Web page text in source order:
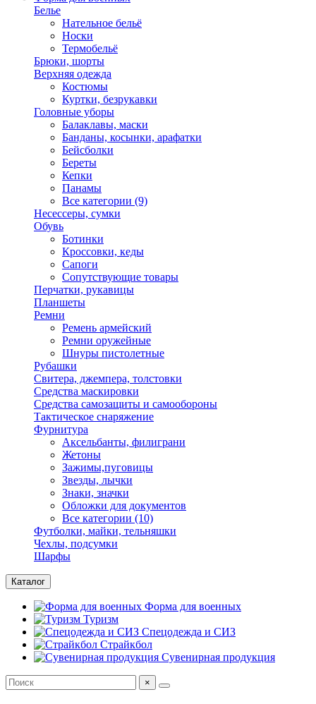
Белье
Нательное бельё
Носки
Термобельё
Брюки, шорты
Верхняя одежда
Костюмы
Куртки, безрукавки
Головные уборы
Балаклавы, маски
Банданы, косынки, арафатки
Бейсболки
Береты
Кепки
Панамы
Все категории (9)
Несессеры, сумки
Обувь
Ботинки
Кроссовки, кеды
Сапоги
Сопутствующие товары
Перчатки, рукавицы
Планшеты
Ремни
Ремень армейский
Ремни оружейные
Шнуры пистолетные
Рубашки
Свитера, джемпера, толстовки
Средства маскировки
Средства самозащиты и самообороны
Тактическое снаряжение
Фурнитура
Аксельбанты, филиграни
Жетоны
Зажимы,пуговицы
Звезды, лычки
Знаки, значки
Обложки для документов
Все категории (10)
Футболки, майки, тельняшки
Чехлы, подсумки
Шарфы
Каталог
Форма для военных
Туризм
Спецодежда и СИЗ
Страйкбол
Сувенирная продукция
×